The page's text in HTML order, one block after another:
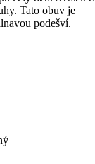
Tato obuv je
podešví.